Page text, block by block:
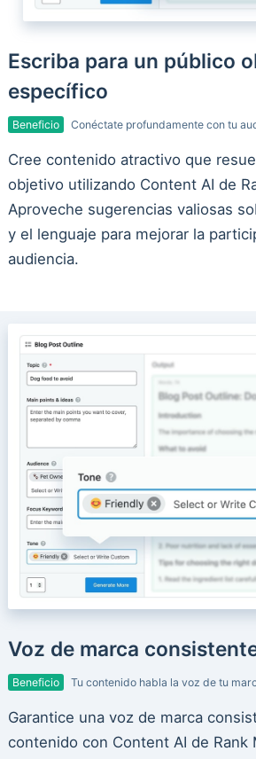
Escriba para un público
específico
Beneficio Conéctate profundamente con tu
Cree contenido atractivo que
objetivo utilizando Content AI de
Aproveche sugerencias valiosas
y el lenguaje para mejorar la
audiencia.
Voz de marca
Beneficio Tu contenido habla la voz de tu
Garantice una voz de marca
contenido con Content AI de Rank